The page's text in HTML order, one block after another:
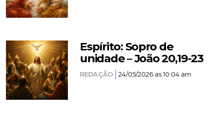
Espírito: Sopro de
unidade – João 20,19-23
REDAÇÃO 24/05/2026 as 10:04 am